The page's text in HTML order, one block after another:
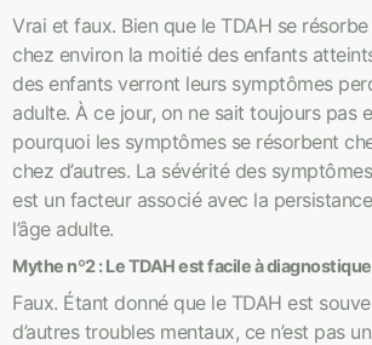
Vrai et faux. Bien que le TDAH se résorbe
chez environ la moitié des enfants
des enfants verront leurs symptômes
adulte. À ce jour, on ne sait toujours pas
pourquoi les symptômes se résorbent
chez d’autres. La sévérité des
est un facteur associé avec la
l’âge adulte.
Mythe nº2 : Le TDAH est facile à
Faux. Étant donné que le TDAH est
d’autres troubles mentaux, ce n’est pas